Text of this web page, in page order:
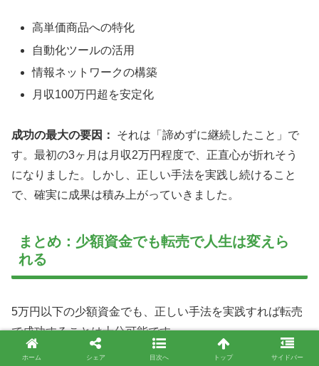
高単価商品への特化
自動化ツールの活用
情報ネットワークの構築
月収100万円超を安定化
成功の最大の要因：
それは「諦めずに継続したこと」で
す。最初の3ヶ月は月収2万円程度で、正直心が折れそう
になりました。しかし、正しい手法を実践し続けること
で、確実に成果は積み上がっていきました。
まとめ：少額資金でも転売で人生は変えら
れる
5万円以下の少額資金でも、正しい手法を実践すれば転売
で成功することは十分可能です。
ホーム シェア 目次へ トップ サイドバー